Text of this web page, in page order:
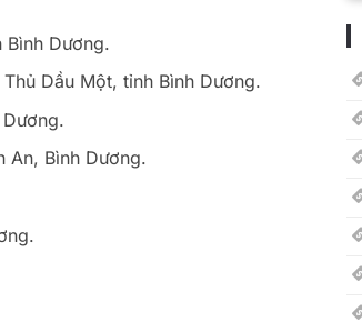
Dương.
Dầu Một, tỉnh Bình Dương.
An, Bình Dương.